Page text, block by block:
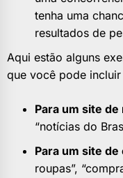
tenha uma
resultados de
Aqui estão alguns
que você pode
Para um site de
“notícias do
Para um site
roupas”,